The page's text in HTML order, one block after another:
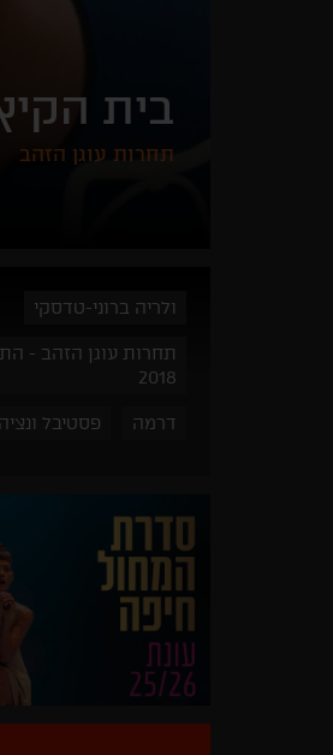
בית
תחרות עוגן הזהב
ולריה ברוני-טדסקי
תחרות עוגן הזהב -
2018
דרמה פסטיבל ונציה